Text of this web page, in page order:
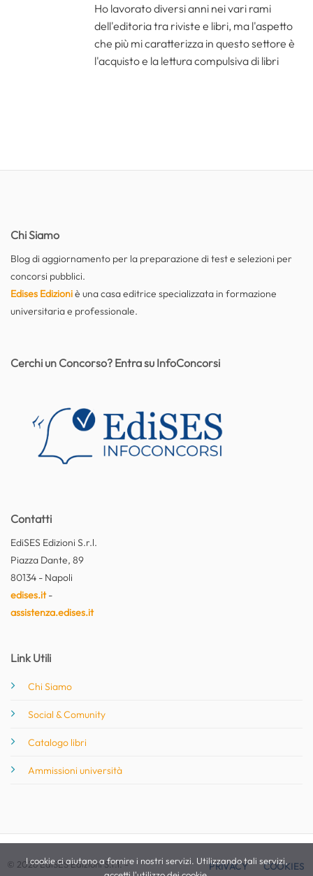
Ho lavorato diversi anni nei vari rami
dell'editoria tra riviste e libri, ma l'aspetto
che più mi caratterizza in questo settore è
l'acquisto e la lettura compulsiva di libri
Chi Siamo
Blog di aggiornamento per la preparazione di test e selezioni per
concorsi pubblici.
Edises Edizioniè una casa editrice specializzata in formazione
universitaria e professionale.
Contatti
EdiSES Edizioni S.r.l.
Piazza Dante, 89
80134 - Napoli
edises.it-
assistenza.edises.it
Link Utili
Chi Siamo
Social & Comunity
Catalogo libri
Ammissioni università
Cerchi un Concorso? Entra su InfoConcorsi
© 2026 EdiSES Edizioni S.r.l. - PRIVACY COOKIES
I cookie ci aiutano a fornire i nostri servizi. Utilizzando tali servizi,